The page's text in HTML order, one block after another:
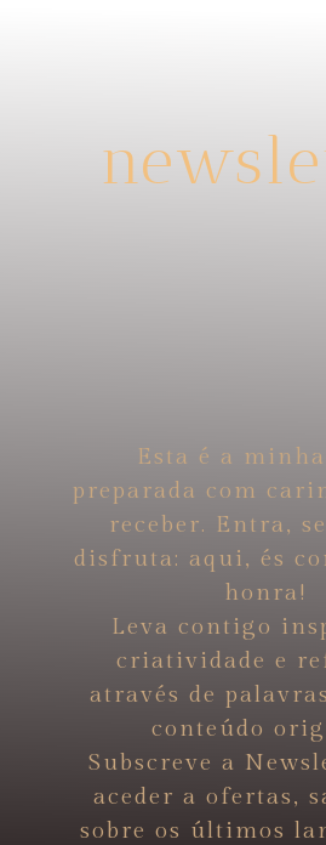
Esta é a
preparada com
receber. Entra,
disfruta: aqui, és
honra!
Leva contigo
criatividade e
através de
conteúdo
Subscreve a
aceder a ofertas,
sobre os últimos